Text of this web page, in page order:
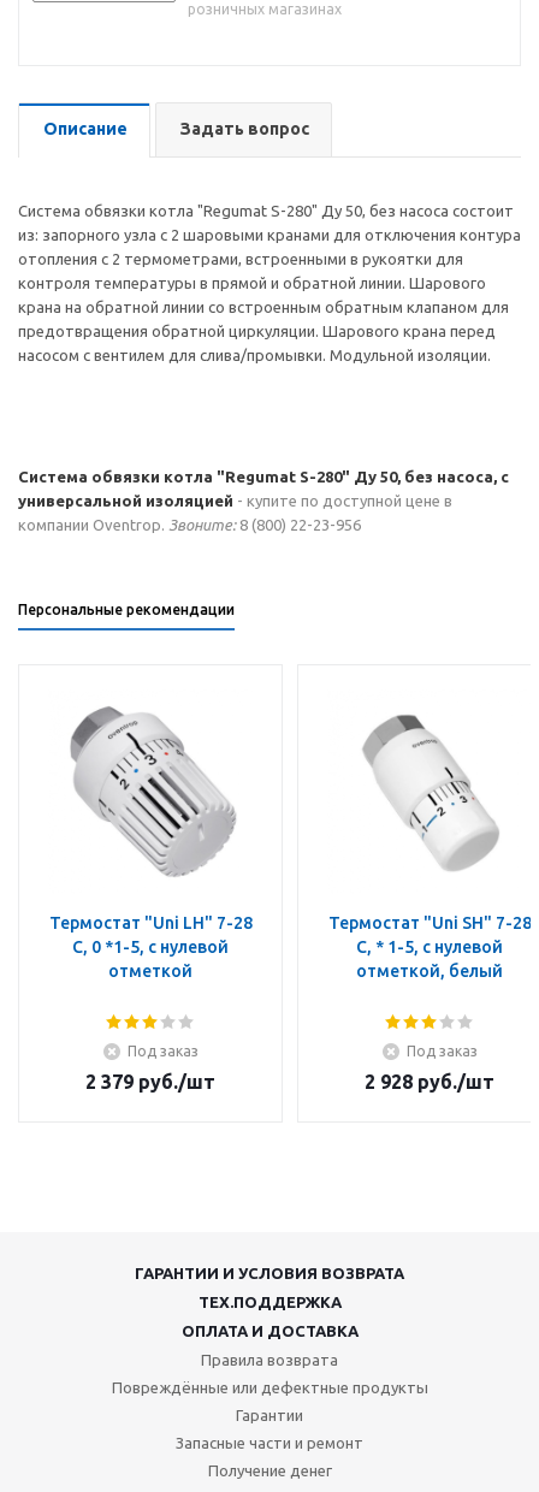
розничных магазинах
Описание Задать вопрос
Система обвязки котла "Regumat S-280" Ду 50, без насоса состоит
из: запорного узла с 2 шаровыми кранами для отключения контура
отопления с 2 термометрами, встроенными в рукоятки для
контроля температуры в прямой и обратной линии. Шарового
крана на обратной линии со встроенным обратным клапаном для
предотвращения обратной циркуляции. Шарового крана перед
насосом с вентилем для слива/промывки. Модульной изоляции.
Система обвязки котла "Regumat S-280" Ду 50, без насоса, с
универсальной изоляцией - купите по доступной цене в
компании Oventrop. Звоните:8 (800) 22-23-956
Персональные рекомендации
Термостат "Uni LH" 7-28
C, 0 *1-5, с нулевой
отметкой
Под заказ
2 379 руб./шт
Термостат "Uni SH" 7-28
C, * 1-5, с нулевой
отметкой, белый
Под заказ
2 928 руб./шт
ГАРАНТИИ И УСЛОВИЯ ВОЗВРАТА
ТЕХ.ПОДДЕРЖКА
ОПЛАТА И ДОСТАВКА
Правила возврата
Повреждённые или дефектные продукты
Гарантии
Запасные части и ремонт
Получение денег